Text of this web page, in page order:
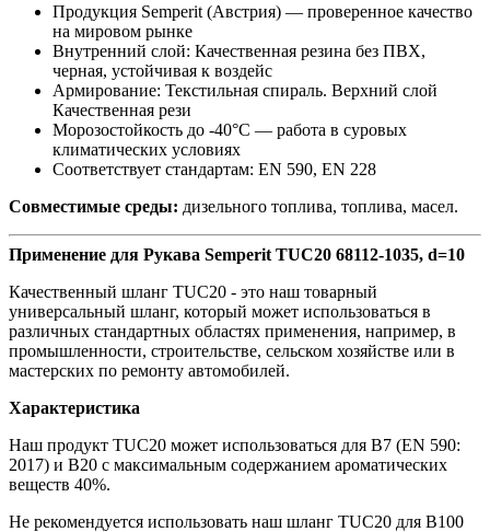
Продукция Semperit (Австрия) — проверенное качество
на мировом рынке
Внутренний слой: Качественная резина без ПВХ,
черная, устойчивая к воздейс
Армирование: Текстильная спираль. Верхний слой
Качественная рези
Морозостойкость до -40°C — работа в суровых
климатических условиях
Соответствует стандартам: EN 590, EN 228
Совместимые среды: дизельного топлива, топлива, масел.
Применение для Рукава Semperit TUC20 68112-1035, d=10
Качественный шланг TUC20 - это наш товарный
универсальный шланг, который может использоваться в
различных стандартных областях применения, например, в
промышленности, строительстве, сельском хозяйстве или в
мастерских по ремонту автомобилей.
Характеристика
Наш продукт TUC20 может использоваться для B7 (EN 590:
2017) и B20 с максимальным содержанием ароматических
веществ 40%.
Не рекомендуется использовать наш шланг TUC20 для B100